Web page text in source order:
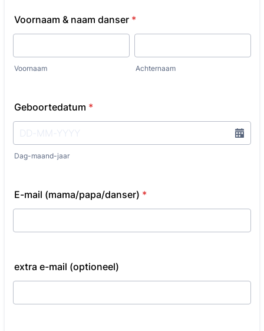
Voornaam & naam danser *
Voornaam Achternaam
Geboortedatum *
Dag-maand-jaar
E-mail (mama/papa/danser) *
extra e-mail (optioneel)